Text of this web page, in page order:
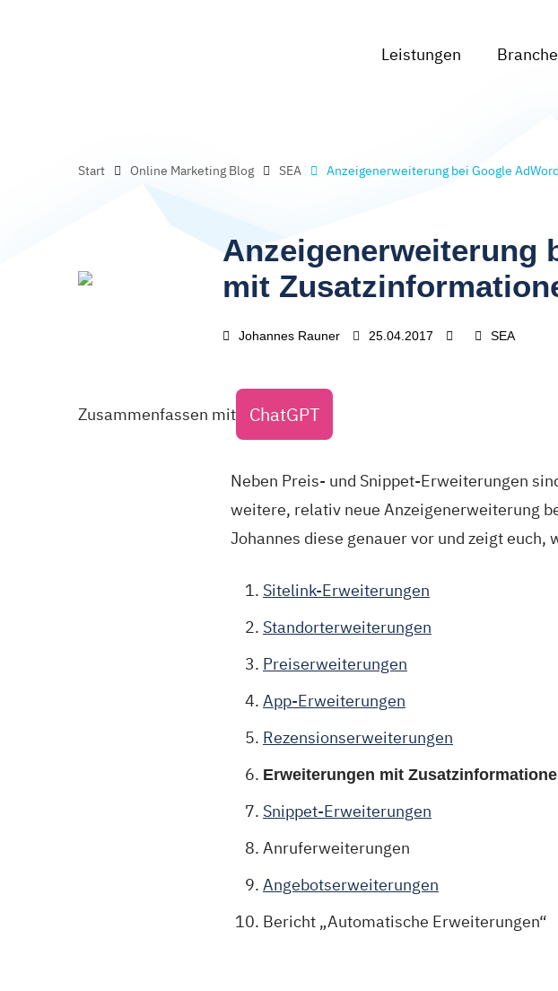
Leistungen
Start Online Marketing Blog SEA Anzeigenerweiterung bei Google
Anzeigenerweiterung
mit
Johannes Rauner 25.04.2017 SEA
Zusammenfassen mit ChatGPT
Neben Preis- und Snippet-Erweiterungen
weitere, relativ neue Anzeigenerweiterung
Johannes diese genauer vor und zeigt
Sitelink-Erweiterungen
Standorterweiterungen
Preiserweiterungen
App-Erweiterungen
Rezensionserweiterungen
Erweiterungen mit
Snippet-Erweiterungen
Anruferweiterungen
Angebotserweiterungen
Bericht „Automatische Erweiterungen“